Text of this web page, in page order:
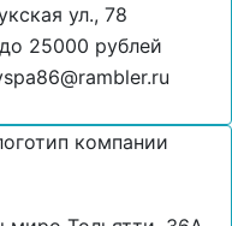
ул., 78
25000 рублей